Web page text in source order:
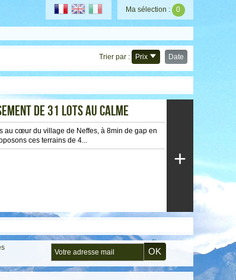
Ma sélection : 0
Trier par : Prix Date
DE 31 LOTS AU CALME
au cœur du village de Neffes, à 8min de gap en
ces terrains de 4...
+